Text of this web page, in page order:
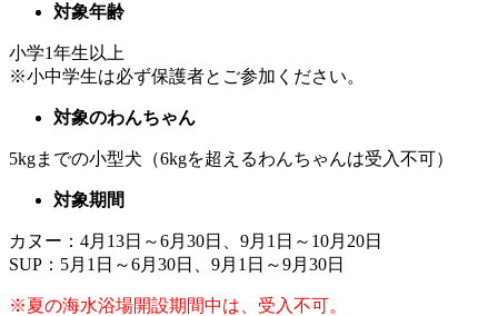
対象年齢
小学1年生以上
※小中学生は必ず保護者とご参加ください。
対象のわんちゃん
5kgまでの小型犬（6kgを超えるわんちゃんは受入不可）
対象期間
カヌー：4月13日～6月30日、9月1日～10月20日
SUP：5月1日～6月30日、9月1日～9月30日
※夏の海水浴場開設期間中は、受入不可。